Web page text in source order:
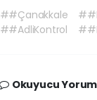
##Çanakkale
##AdliKontrol
Okuyucu